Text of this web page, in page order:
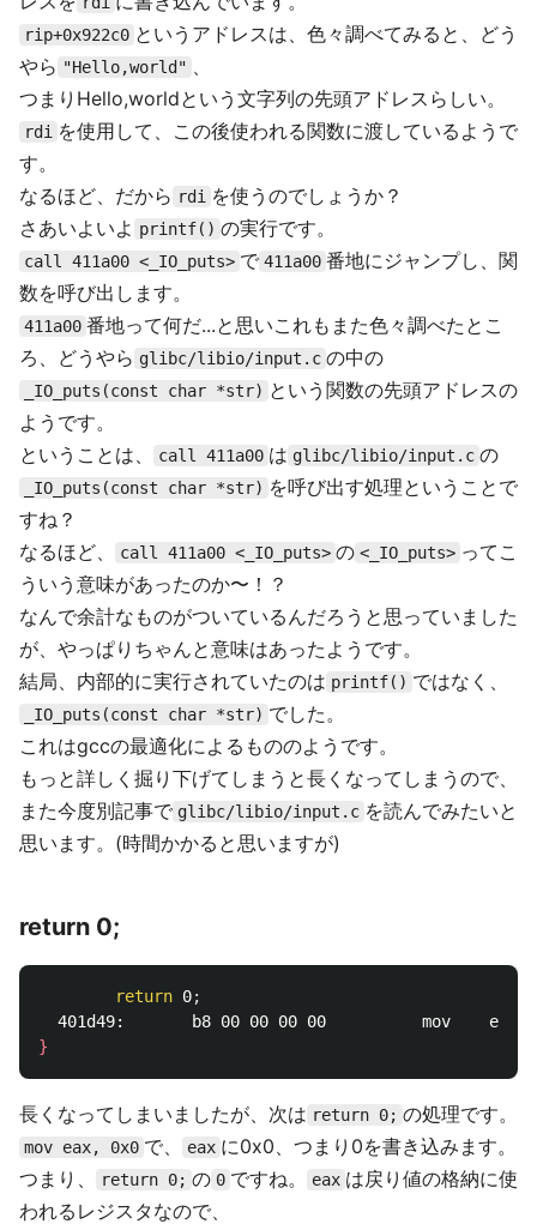
rip+0x922c0 というアドレスは、色々調べてみると、どう
やら "Hello,world" 、
つまりHello,worldという文字列の先頭アドレスらしい。
rdi を使用して、この後使われる関数に渡しているようで
す。
なるほど、だから rdi を使うのでしょうか？
さあいよいよ printf() の実行です。
call 411a00 <_IO_puts> で 411a00 番地にジャンプし、関
数を呼び出します。
411a00 番地って何だ...と思いこれもまた色々調べたとこ
ろ、どうやら glibc/libio/input.c の中の
_IO_puts(const char *str) という関数の先頭アドレスの
ようです。
ということは、
call 411a00 は glibc/libio/input.c の
_IO_puts(const char *str) を呼び出す処理ということで
すね？
なるほど、
call 411a00 <_IO_puts> の <_IO_puts> ってこ
ういう意味があったのか〜！？
なんで余計なものがついているんだろうと思っていました
が、やっぱりちゃんと意味はあったようです。
結局、内部的に実行されていたのは printf() ではなく、
_IO_puts(const char *str) でした。
これはgccの最適化によるもののようです。
もっと詳しく掘り下げてしまうと長くなってしまうので、
また今度別記事で glibc/libio/input.c を読んでみたいと
思います。(時間かかると思いますが)
return 0;
return 0;
}
長くなってしまいましたが、次は return 0; の処理です。
mov eax, 0x0 で、 eax に0x0、つまり0を書き込みます。
つまり、
return 0; の 0 ですね。 eax は戻り値の格納に使
われるレジスタなので、